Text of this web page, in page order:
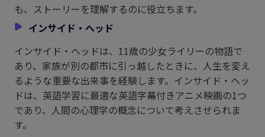
も、ストーリーを理解するのに役立ちます。
インサイド・ヘッド
インサイド・ヘッドは、11歳の少女ライリーの物語で
あり、家族が別の都市に引っ越したときに、人生を変え
るような重要な出来事を経験します。インサイド・ヘッ
ドは、英語学習に最適な英語字幕付きアニメ映画の1つ
であり、人間の心理学の概念について考えさせられま
す。